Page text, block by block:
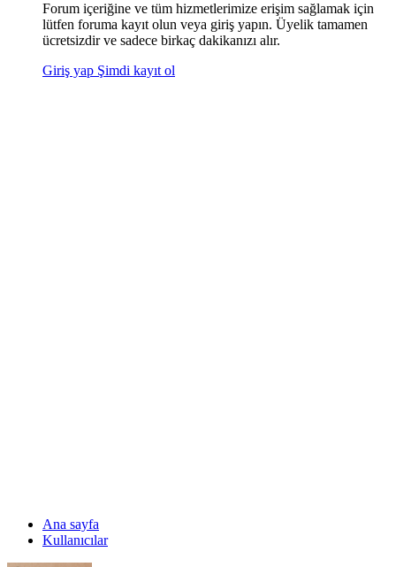
Forum içeriğine ve tüm hizmetlerimize erişim sağlamak için
lütfen foruma kayıt olun veya giriş yapın. Üyelik tamamen
ücretsizdir ve sadece birkaç dakikanızı alır.
Giriş yap Şimdi kayıt ol
Ana sayfa
Kullanıcılar